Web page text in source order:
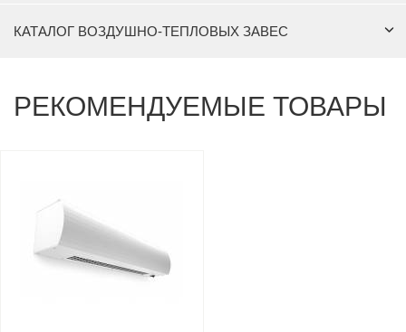
КАТАЛОГ ВОЗДУШНО-ТЕПЛОВЫХ ЗАВЕС
РЕКОМЕНДУЕМЫЕ ТОВАРЫ